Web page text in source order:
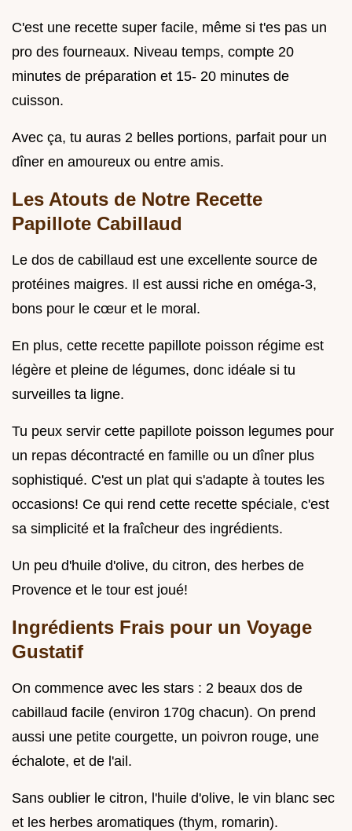
C'est une recette super facile, même si t'es pas un
pro des fourneaux. Niveau temps, compte 20
minutes de préparation et 15- 20 minutes de
cuisson.
Avec ça, tu auras 2 belles portions, parfait pour un
dîner en amoureux ou entre amis.
Les Atouts de Notre Recette
Papillote Cabillaud
Le dos de cabillaud est une excellente source de
protéines maigres. Il est aussi riche en oméga-3,
bons pour le cœur et le moral.
En plus, cette recette papillote poisson régime est
légère et pleine de légumes, donc idéale si tu
surveilles ta ligne.
Tu peux servir cette papillote poisson legumes pour
un repas décontracté en famille ou un dîner plus
sophistiqué. C'est un plat qui s'adapte à toutes les
occasions! Ce qui rend cette recette spéciale, c'est
sa simplicité et la fraîcheur des ingrédients.
Un peu d'huile d'olive, du citron, des herbes de
Provence et le tour est joué!
Ingrédients Frais pour un Voyage
Gustatif
On commence avec les stars : 2 beaux dos de
cabillaud facile (environ 170g chacun). On prend
aussi une petite courgette, un poivron rouge, une
échalote, et de l'ail.
Sans oublier le citron, l'huile d'olive, le vin blanc sec
et les herbes aromatiques (thym, romarin).